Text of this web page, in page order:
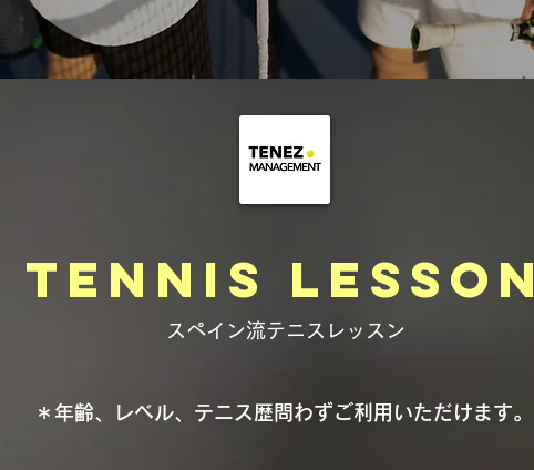
tennis
スペイン流テニスレッスン
＊年齢、レベル、テニス歴問わずご利用いただけます。